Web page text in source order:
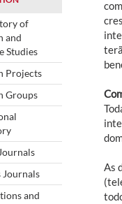
of
and
Studies
Projects
Groups
Journals
and
As